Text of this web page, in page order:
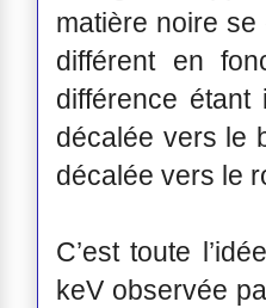
matière noire
différent en
différence
décalée vers le
décalée vers le
C’est toute
keV observée